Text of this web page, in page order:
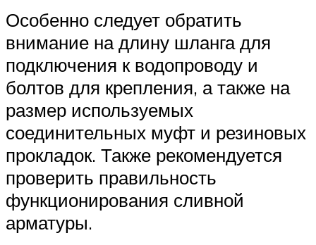
Особенно следует обратить
внимание на длину шланга для
подключения к водопроводу и
болтов для крепления, а также на
размер используемых
соединительных муфт и резиновых
прокладок. Также рекомендуется
проверить правильность
функционирования сливной
арматуры.